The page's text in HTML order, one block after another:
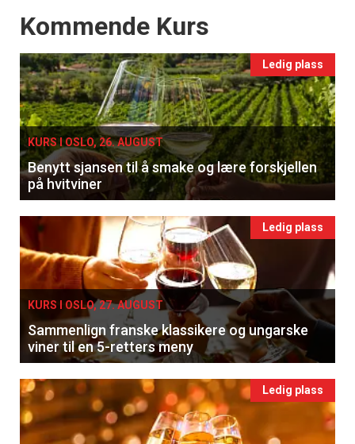
Events
Kommende Kurs
Ledig plass
KURS I OSLO, 26. AUGUST
Benytt sjansen til å smake og lære forskjellen
på hvitviner
Ledig plass
KURS I OSLO, 27. AUGUST
Sammenlign franske klassikere og ungarske
viner til en 5-retters meny
Ledig plass